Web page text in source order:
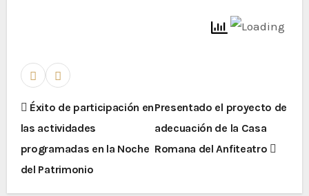
Éxito de participación en
las actividades
programadas en la Noche
del Patrimonio
Presentado el proyecto de
adecuación de la Casa
Romana del Anfiteatro